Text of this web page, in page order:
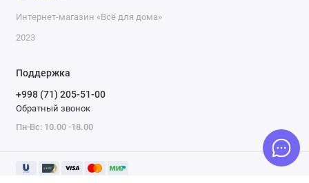
Интернет-магазин «Всё для дома»
2023
Поддержка
+998 (71) 205-51-00
Обратный звонок
Пн-Вс: 10.00 -18.00